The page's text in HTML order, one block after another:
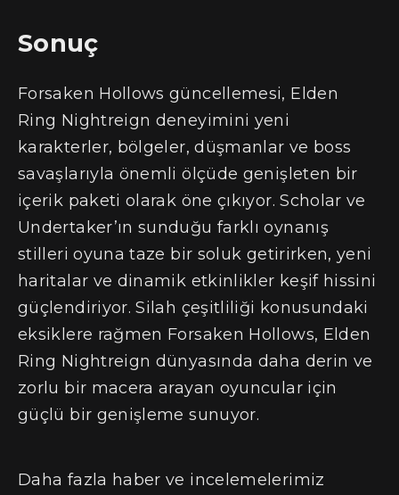
Sonuç
Forsaken Hollows güncellemesi, Elden
Ring Nightreign deneyimini yeni
karakterler, bölgeler, düşmanlar ve boss
savaşlarıyla önemli ölçüde genişleten bir
içerik paketi olarak öne çıkıyor. Scholar ve
Undertaker’ın sunduğu farklı oynanış
stilleri oyuna taze bir soluk getirirken, yeni
haritalar ve dinamik etkinlikler keşif hissini
güçlendiriyor. Silah çeşitliliği konusundaki
eksiklere rağmen Forsaken Hollows, Elden
Ring Nightreign dünyasında daha derin ve
zorlu bir macera arayan oyuncular için
güçlü bir genişleme sunuyor.
Daha fazla haber ve incelemelerimiz